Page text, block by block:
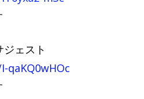
ェスト